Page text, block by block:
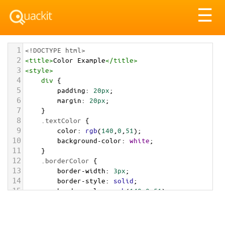
☰
1 <!DOCTYPE html>
2 <title>Color Example</title>
3 <style>
4 div {
5 padding: 20px;
6 margin: 20px;
7 }
8 .textColor {
9 color: rgb(140 0 51 );
10 background-color: white;
11 }
12 .borderColor {
13 border-width: 3px;
14 border-style: solid;
15 border-color: rgb(140,0,51);